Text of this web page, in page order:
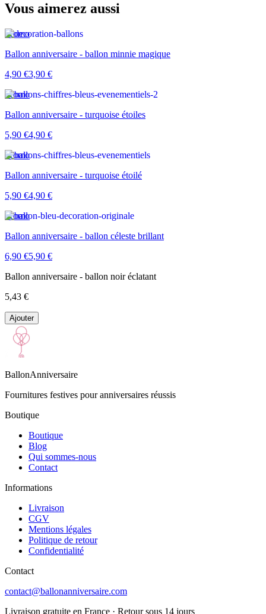
Vous aimerez aussi
Promo
Ballon anniversaire - ballon minnie magique
4,90 €3,90 €
Promo
Ballon anniversaire - turquoise étoiles
5,90 €4,90 €
Promo
Ballon anniversaire - turquoise étoilé
5,90 €4,90 €
Promo
Ballon anniversaire - ballon céleste brillant
6,90 €5,90 €
Ballon anniversaire - ballon noir éclatant
5,43 €
Ajouter
BallonAnniversaire
Fournitures festives pour anniversaires réussis
Boutique
Boutique
Blog
Qui sommes-nous
Contact
Informations
Livraison
CGV
Mentions légales
Politique de retour
Confidentialité
Contact
contact@ballonanniversaire.com
Livraison gratuite en France · Retour sous 14 jours